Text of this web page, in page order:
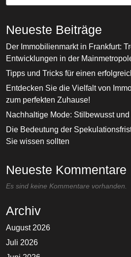
Neueste Beiträge
Der Immobilienmarkt in Frankfurt:
Entwicklungen in der
Tipps und Tricks für einen
Entdecken Sie die Vielfalt von
zum perfekten Zuhause!
Nachhaltige Mode: Stilbewusst
Die Bedeutung der
Sie wissen sollten
Neueste Kommentare
Es sind keine Kommentare vorhanden.
Archiv
August 2026
Juli 2026